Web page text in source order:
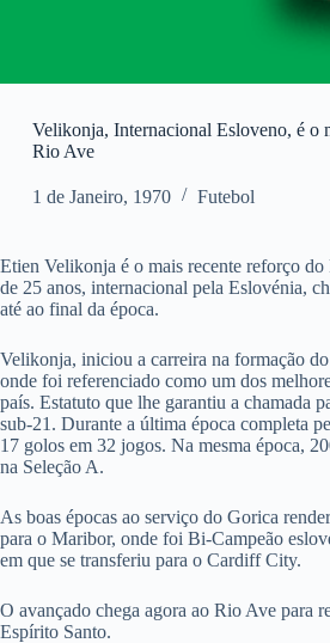
Velikonja, Internacional Esloveno, é o
Rio Ave
1 de Janeiro, 1970 Futebol
Etien Velikonja é o mais recente reforço
de 25 anos, internacional pela Eslovénia,
até ao final da época.
Velikonja, iniciou a carreira na formação
onde foi referenciado como um dos
país. Estatuto que lhe garantiu a chamada
sub-21. Durante a última época completa
17 golos em 32 jogos. Na mesma época,
na Seleção A.
As boas épocas ao serviço do Gorica
para o Maribor, onde foi Bi-Campeão
em que se transferiu para o Cardiff City.
O avançado chega agora ao Rio Ave para
Espírito Santo.